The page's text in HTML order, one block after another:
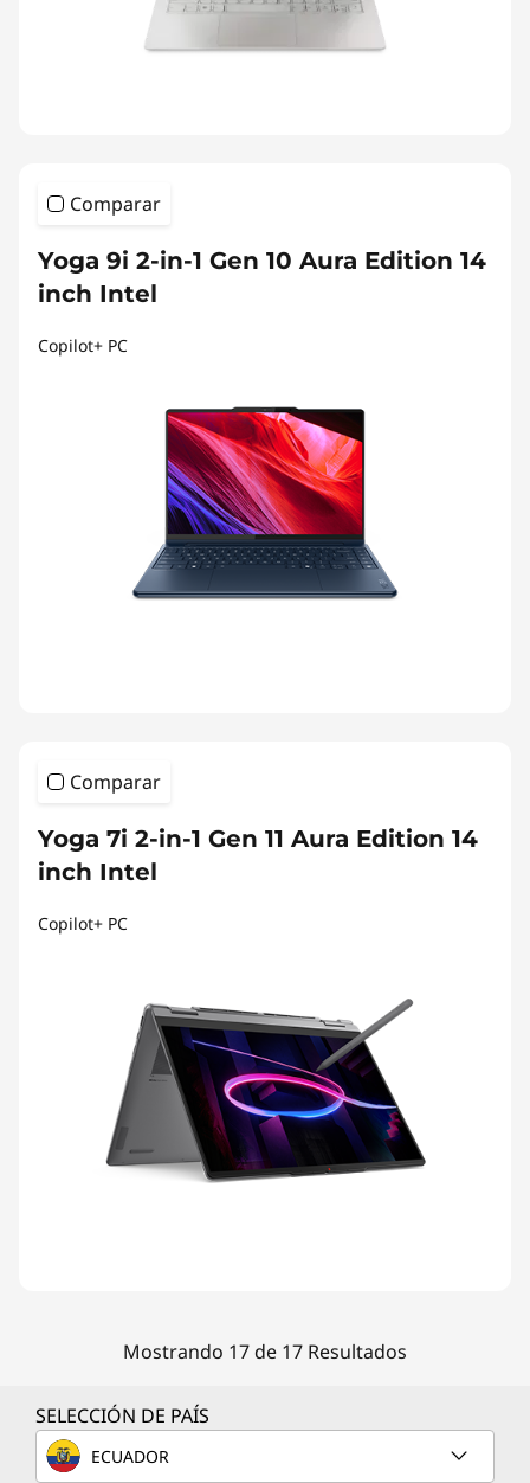
Comparar
Yoga 9i 2-in-1 Gen 10 Aura Edition 14
inch Intel
Copilot+ PC
Comparar
Yoga 7i 2-in-1 Gen 11 Aura Edition 14
inch Intel
Copilot+ PC
Mostrando 17 de 17 Resultados
SELECCIÓN DE PAÍS
ECUADOR